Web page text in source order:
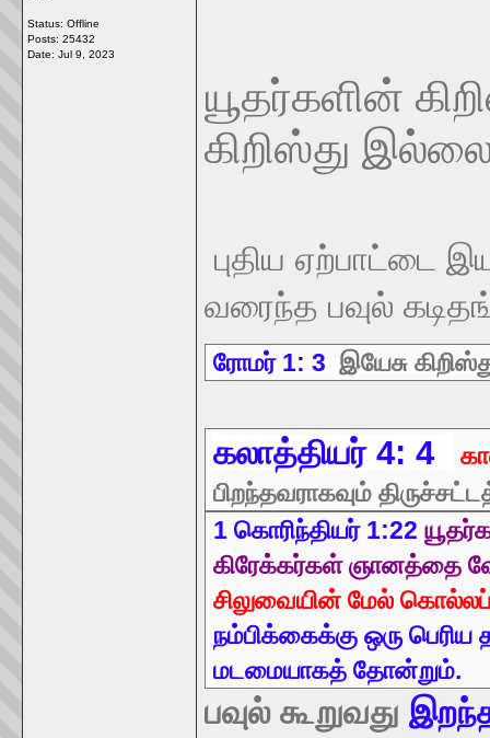
Status: Offline
Posts: 25432
Date: Jul 9, 2023
யூதர்களின்
கிறிஸ்து
புதிய ஏற்பாட்டை
வரைந்த பவுல்
ரோமர் 1: 3 இயேசு
கலாத்தியர் 4: 4
பிறந்தவராகவும்
1 கொரிந்தியர் 1:22
கிரேக்கர்கள் ஞானத்தை
சிலுவையின் மேல்
நம்பிக்கைக்கு ஒரு பெரிய
மடமையாகத் தோன்றும்.
பவுல் கூறுவது